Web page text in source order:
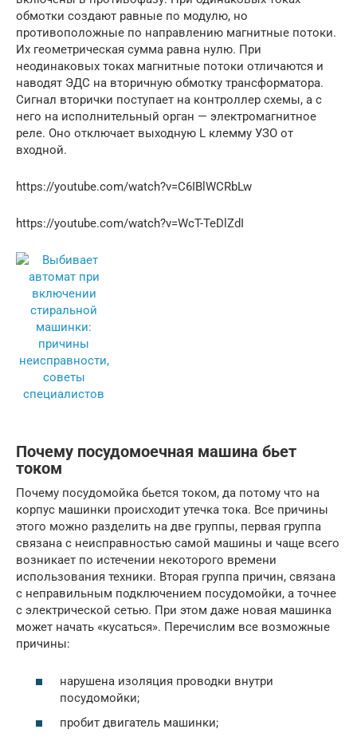
обмотки создают равные по модулю, но
противоположные по направлению магнитные потоки.
Их геометрическая сумма равна нулю. При
неодинаковых токах магнитные потоки отличаются и
наводят ЭДС на вторичную обмотку трансформатора.
Сигнал вторички поступает на контроллер схемы, а с
него на исполнительный орган — электромагнитное
реле. Оно отключает выходную L клемму УЗО от
входной.
https://youtube.com/watch?v=C6IBlWCRbLw
https://youtube.com/watch?v=WcT-TeDlZdI
Почему посудомоечная машина бьет
током
Почему посудомойка бьется током, да потому что на
корпус машинки происходит утечка тока. Все причины
этого можно разделить на две группы, первая группа
связана с неисправностью самой машины и чаще всего
возникает по истечении некоторого времени
использования техники. Вторая группа причин, связана
с неправильным подключением посудомойки, а точнее
с электрической сетью. При этом даже новая машинка
может начать «кусаться». Перечислим все возможные
причины:
нарушена изоляция проводки внутри
посудомойки;
пробит двигатель машинки;